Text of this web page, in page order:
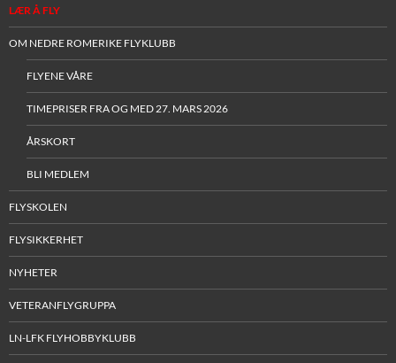
LÆR Å FLY
OM NEDRE ROMERIKE FLYKLUBB
FLYENE VÅRE
TIMEPRISER FRA OG MED 27. MARS 2026
ÅRSKORT
BLI MEDLEM
FLYSKOLEN
FLYSIKKERHET
NYHETER
VETERANFLYGRUPPA
LN-LFK FLYHOBBYKLUBB